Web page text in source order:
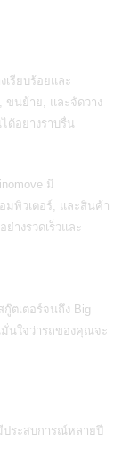
เรียบร้อยและ
ขนย้าย, และจัดวาง
ด้อย่างราบรื่น
มี
พิวเตอร์, และสินค้า
างรวดเร็วและ
กู๊ตเตอร์จนถึง Big
นใจว่ารถของคุณจะ
ประสบการณ์หลายปี